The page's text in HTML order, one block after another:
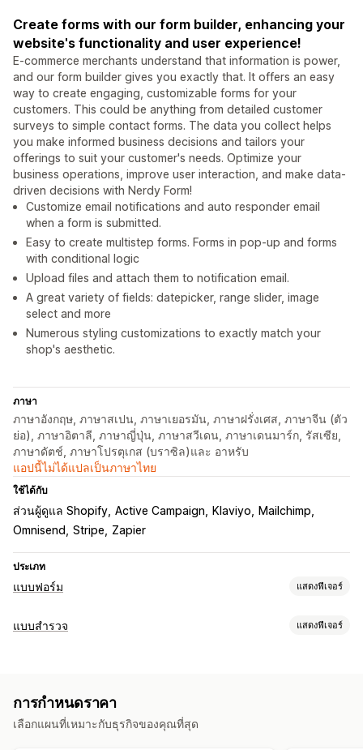
Create forms with our form builder, enhancing your
website's functionality and user experience!
E-commerce merchants understand that information is power,
and our form builder gives you exactly that. It offers an easy
way to create engaging, customizable forms for your
customers. This could be anything from detailed customer
surveys to simple contact forms. The data you collect helps
you make informed business decisions and tailors your
offerings to suit your customer's needs. Optimize your
business operations, improve user interaction, and make data-
driven decisions with Nerdy Form!
Customize email notifications and auto responder email
when a form is submitted.
Easy to create multistep forms. Forms in pop-up and forms
with conditional logic
Upload files and attach them to notification email.
A great variety of fields: datepicker, range slider, image
select and more
Numerous styling customizations to exactly match your
shop's aesthetic.
ภาษา
ภาษาอังกฤษ, ภาษาสเปน, ภาษาเยอรมัน, ภาษาฝรั่งเศส, ภาษาจีน (ตัว
ย่อ), ภาษาอิตาลี, ภาษาญี่ปุ่น, ภาษาสวีเดน, ภาษาเดนมาร์ก, รัสเซีย,
ภาษาดัตช์, ภาษาโปรตุเกส (บราซิล)และ อาหรับ
แอปนี้ไม่ได้แปลเป็นภาษาไทย
ใช้ได้กับ
ส่วนผู้ดูแล Shopify Active Campaign Klaviyo
Mailchimp
Omnisend
Stripe Zapier
ประเภท
แบบฟอร์ม แสดงฟีเจอร์
ประเภทแบบฟอร์ม
การปรับแต่ง
แบบสำรวจ แสดงฟีเจอร์
เครื่องมือแก้ไขแบบลากและวาง
เทมเพลต หลายหน้า ป๊อปอัพ การกำหนดเวลา
การกำหนดราคา
เลือกแผนที่เหมาะกับธุรกิจของคุณที่สุด